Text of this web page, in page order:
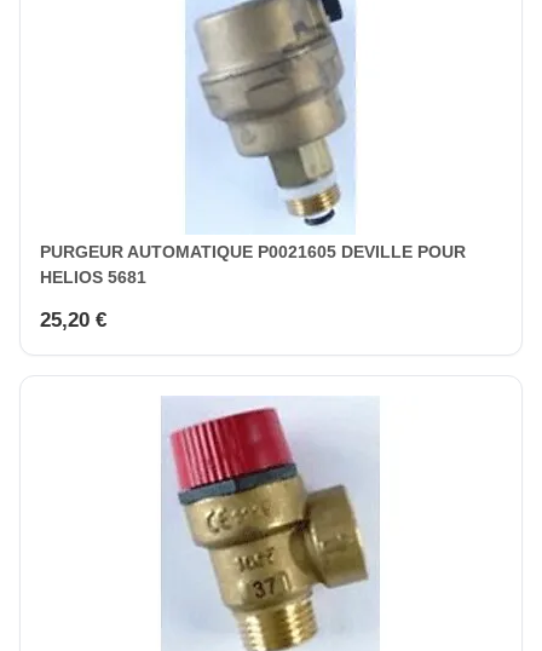
PURGEUR AUTOMATIQUE P0021605 DEVILLE POUR
HELIOS 5681
25,20 €